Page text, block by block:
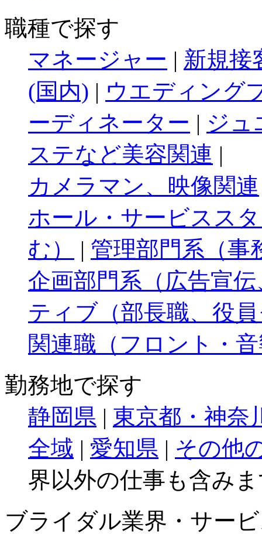
職種で探す
マネージャー | 新規接
(国内) | ウエディング
ーディネーター | ジュ
ステなど美容関連 |
カメラマン、映像関連
ホール・サービスス
む）
| 管理部門系（事
企画部門系（広告宣
ティブ（部長職、役
関連職（フロント・
勤務地で探す
静岡県 | 東京都・神奈
全域 | 愛知県 | その他
界以外の仕事も含み
ブライダル業界・サー